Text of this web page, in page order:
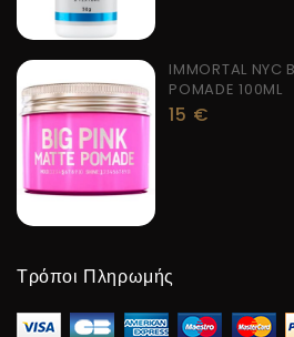
IMMORTAL NYC
POMADE 100ML
15 €
Τρόποι Πληρωμής